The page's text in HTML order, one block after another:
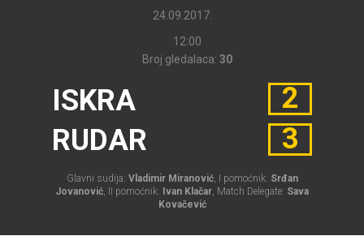
24.09.2017.
12:00
Broj gledalaca: 30
ISKRA
RUDAR
2
3
Glavni sudija: Vladimir Miranović, I pomoćnik: Srđan
Jovanović, II pomoćnik: Ivan Klačar, Match Delegate: Sava
Kovačević